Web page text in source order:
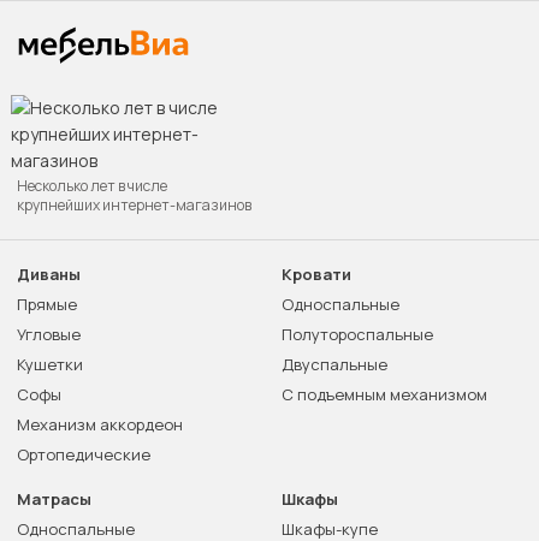
Несколько лет в числе
крупнейших интернет-магазинов
Диваны
Прямые
Угловые
Кушетки
Софы
Механизм аккордеон
Ортопедические
Кровати
Односпальные
Полутороспальные
Двуспальные
С подъемным механизмом
Матрасы
Односпальные
Шкафы
Шкафы-купе